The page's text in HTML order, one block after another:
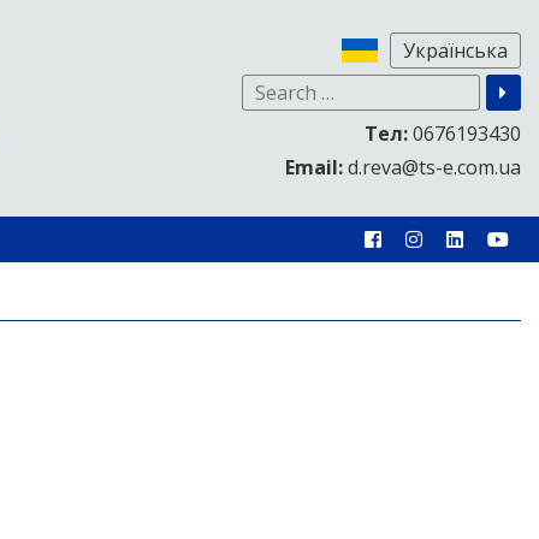
Тел:0676193430
Email:d.reva@ts-e.com.ua